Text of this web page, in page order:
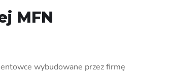
MFN
wybudowane przez firmę